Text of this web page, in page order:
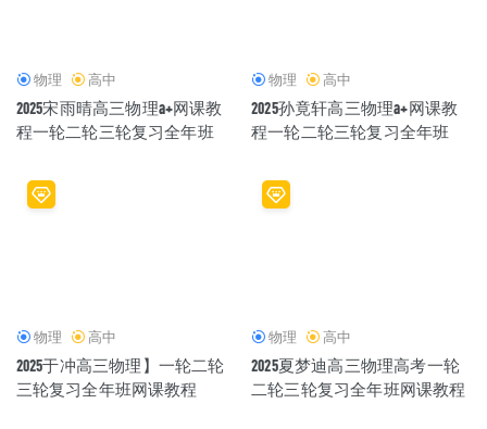
物理 高中
2025宋雨晴高三物理a+网课教
程一轮二轮三轮复习全年班
物理 高中
2025孙竟轩高三物理a+网课教
程一轮二轮三轮复习全年班
物理 高中
2025于冲高三物理】一轮二轮
三轮复习全年班网课教程
物理 高中
2025夏梦迪高三物理高考一轮
二轮三轮复习全年班网课教程